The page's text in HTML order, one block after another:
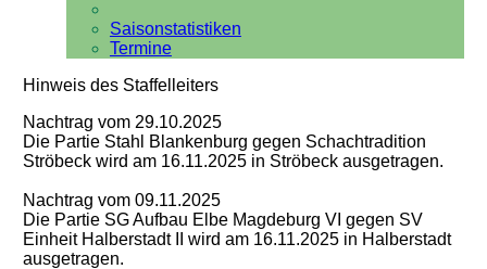
Saisonstatistiken
Termine
Hinweis des Staffelleiters
Nachtrag vom 29.10.2025
Die Partie Stahl Blankenburg gegen Schachtradition
Ströbeck wird am 16.11.2025 in Ströbeck ausgetragen.
Nachtrag vom 09.11.2025
Die Partie SG Aufbau Elbe Magdeburg VI gegen SV
Einheit Halberstadt II wird am 16.11.2025 in Halberstadt
ausgetragen.